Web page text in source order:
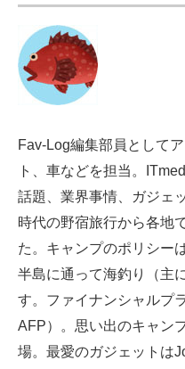
Fav-Log編集部員として
ト、車などを担当。
話題、業界事情、ガジェ
時代の野宿旅行から各地
た。キャンプのポリシー
半島に通って海釣り（主
す。ファイナンシャルプ
AFP）。思い出のキャン
場。最愛のガジェットは